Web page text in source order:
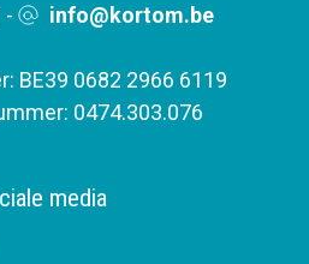
- info@kortom.be
BE39 0682 2966 6119
0474.303.076
media